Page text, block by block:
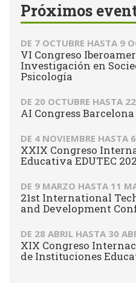
Próximos
DE 7 OCTUBRE HASTA 9
VI Congreso
Investigación en
Psicología
DE 20 OCTUBRE HASTA
AI Congress Barcelona
DE 4 NOVIEMBRE HASTA
XXIX Congreso
Educativa EDUTEC
DE 9 MARZO HASTA 11
21st International
and Development
DE 28 ABRIL HASTA 30
XIX Congreso
de Instituciones